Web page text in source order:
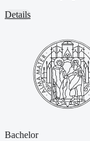
Details
Bachelor